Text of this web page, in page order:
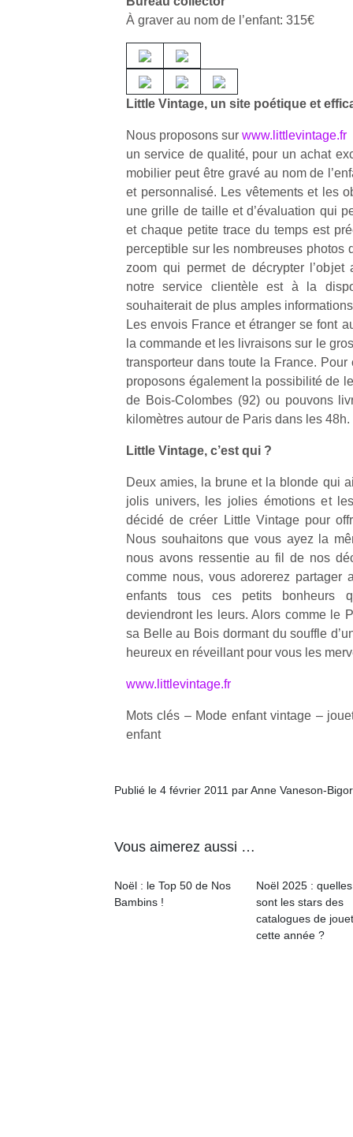
À graver au nom de l’enfant: 315€
Little Vintage, un site poétique et
Nous proposons sur www.littlevintage.fr
un service de qualité, pour un achat
mobilier peut être gravé au nom de
et personnalisé. Les vêtements et les
une grille de taille et d’évaluation qui
et chaque petite trace du temps est
perceptible sur les nombreuses photos
zoom qui permet de décrypter
notre service clientèle est à la
souhaiterait de plus amples
Les envois France et étranger se font
la commande et les livraisons sur le
transporteur dans toute la France.
proposons également la possibilité de
de Bois-Colombes (92) ou pouvons
kilomètres autour de Paris dans les 48h.
Little Vintage, c’est qui ?
Deux amies, la brune et la blonde qui
jolis univers, les jolies émotions et
décidé de créer Little Vintage pour
Nous souhaitons que vous ayez la
nous avons ressentie au fil de nos
comme nous, vous adorerez partager
enfants tous ces petits bonheurs
deviendront les leurs. Alors comme le
sa Belle au Bois dormant du souffle
heureux en réveillant pour vous les
www.littlevintage.fr
Mots clés – Mode enfant vintage –
enfant
Publié le 4 février 2011 par Anne Vaneson-
Vous aimerez aussi …
Noël : le Top 50 de Nos
Bambins !
Noël 2025 : quelles
sont les stars des
catalogues de
cette année ?
à
…
une
nouvelle
trottinette
mécanique
Beeper
Les
enfants
débordent
souvent
d’énergie.
occupations
toujours
physique
Des
trampolines
pour les
les petits !
vacances
estivales
et avec le
retour des
beaux
pour les